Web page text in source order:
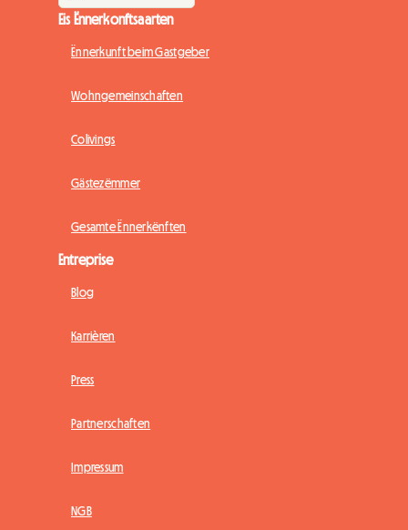
Eis Ënnerkonftsaarten
Ënnerkunft beim Gastgeber
Wohngemeinschaften
Colivings
Gästezëmmer
Gesamte Ënnerkënften
Entreprise
Blog
Karrièren
Press
Partnerschaften
Impressum
NGB